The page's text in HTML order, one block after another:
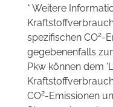
* Weitere
spezifischen CO2-
gegebenenfalls
Pkw können dem
CO2-Emissionen